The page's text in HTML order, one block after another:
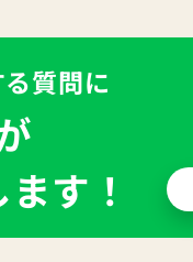
質問に
す！